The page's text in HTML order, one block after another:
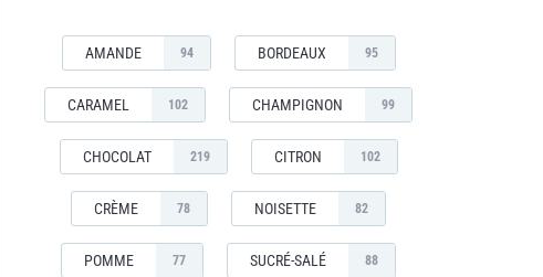
AMANDE 94 BORDEAUX 95
CARAMEL 102 CHAMPIGNON 99
CHOCOLAT 219 CITRON 102
CRÈME 78 NOISETTE 82
POMME 77 SUCRÉ-SALÉ 88